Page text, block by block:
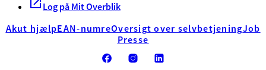
Log på Mit Overblik
Akut hjælpEAN-numreOversigt over selvbetjeningJob
Presse